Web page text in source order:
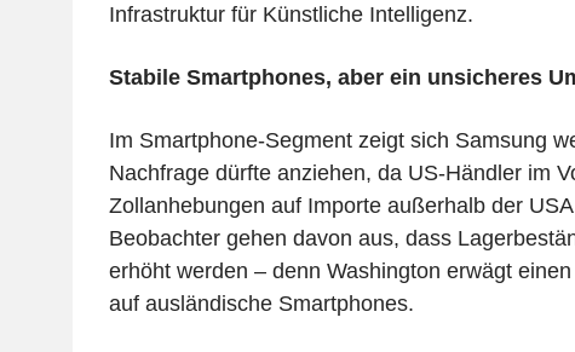
Infrastruktur für Künstliche Intelligenz.
Stabile Smartphones, aber ein unsicheres
Im Smartphone-Segment zeigt sich Samsung
Nachfrage dürfte anziehen, da US-Händler im
Zollanhebungen auf Importe außerhalb der
Beobachter gehen davon aus, dass
erhöht werden – denn Washington erwägt
auf ausländische Smartphones.